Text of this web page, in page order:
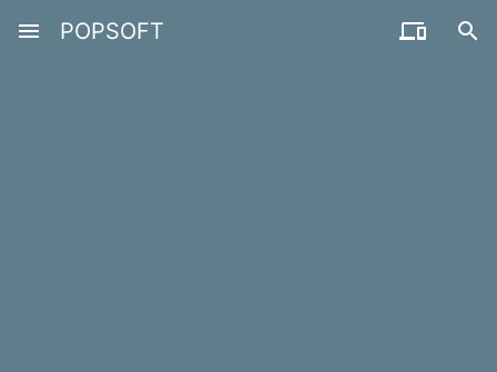
menu POPSOFT  